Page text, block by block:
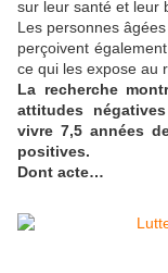
sur leur santé et leur
Les personnes
perçoivent
ce qui les expose au
La recherche
attitudes
vivre 7,5 années
positives.
Dont acte…